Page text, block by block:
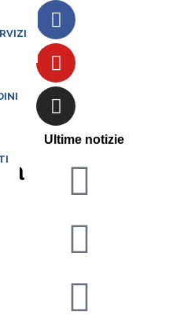
Ultime notizie